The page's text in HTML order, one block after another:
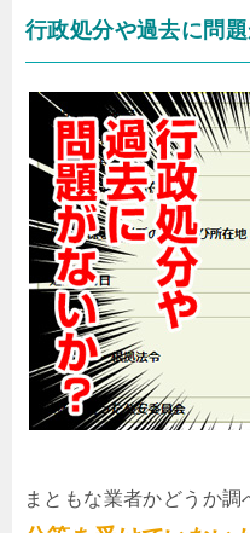
行政処分や過去に問
まともな業者かどうか調